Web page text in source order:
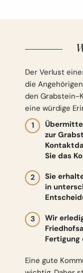
Der Verlust
die
den Grabstein-
eine würdige
zur
Sie das
Sie
in
Wir
Fertigung
Eine gute